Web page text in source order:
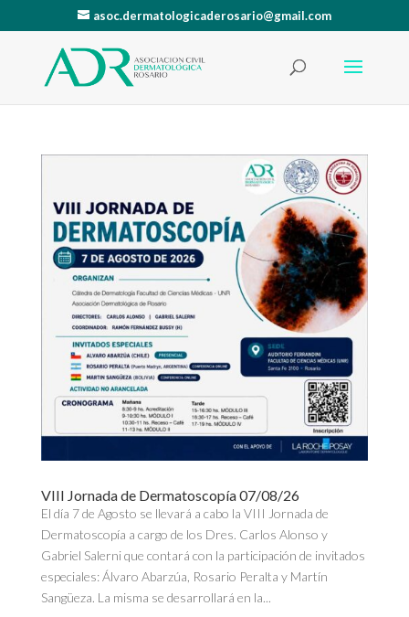
asoc.dermatologicaderosario@gmail.com
VIII Jornada de Dermatoscopía 07/08/26
El día 7 de Agosto se llevará a cabo la VIII Jornada de
Dermatoscopía a cargo de los Dres. Carlos Alonso y
Gabriel Salerni que contará con la participación de invitados
especiales: Álvaro Abarzúa, Rosario Peralta y Martín
Sangüeza. La misma se desarrollará en la...